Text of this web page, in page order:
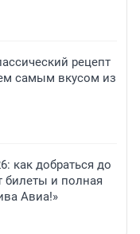
рецепт
самым вкусом из
как добраться до
билеты и полная
Авиа!»